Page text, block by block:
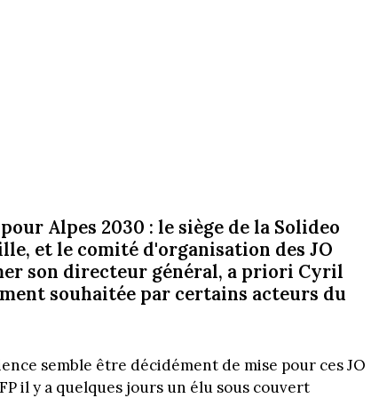
Alpes 2030 : le siège de la Solideo
et le comité d'organisation des JO
son directeur général, a priori Cyril
souhaitée par certains acteurs du
semble être décidément de mise pour ces JO
il y a quelques jours un élu sous couvert